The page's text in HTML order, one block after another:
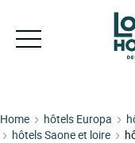
Home hôtels Europa
hôtels Saone et loire